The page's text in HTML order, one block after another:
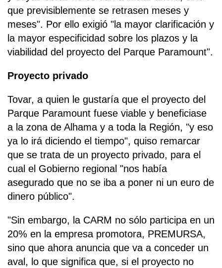
que previsiblemente se retrasen meses y
meses". Por ello exigió "la mayor clarificación y
la mayor especificidad sobre los plazos y la
viabilidad del proyecto del Parque Paramount".
Proyecto privado
Tovar, a quien le gustaría que el proyecto del
Parque Paramount fuese viable y beneficiase
a la zona de Alhama y a toda la Región, "y eso
ya lo irá diciendo el tiempo", quiso remarcar
que se trata de un proyecto privado, para el
cual el Gobierno regional "nos había
asegurado que no se iba a poner ni un euro de
dinero público".
"Sin embargo, la CARM no sólo participa en un
20% en la empresa promotora, PREMURSA,
sino que ahora anuncia que va a conceder un
aval, lo que significa que, si el proyecto no